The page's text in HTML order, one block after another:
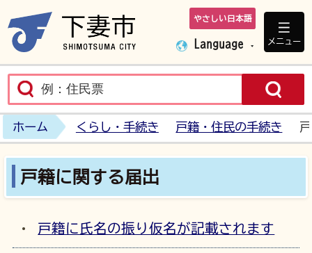
下妻市ホームペ
やさしい日本語
Language メニュー
ホーム くらし・手続き 戸籍・住民の手続き
戸籍に関する届出
戸籍に氏名の振り仮名が記載されます